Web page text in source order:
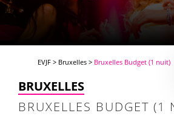
EVJF > Bruxelles > Bruxelles Budget (1 nuit)
BRUXELLES
BRUXELLES BUDGET (1